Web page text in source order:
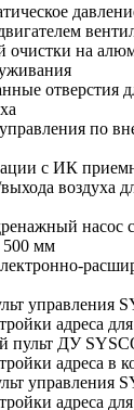
очистки на
отверстия
по
с ИК
воздуха
насос
500 мм
управления
адреса
пульт ДУ
адреса в
управления
адреса